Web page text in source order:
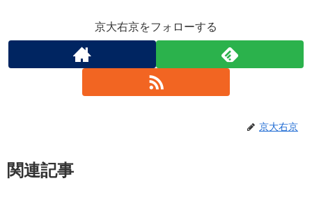
京大右京をフォローする
京大右京
関連記事